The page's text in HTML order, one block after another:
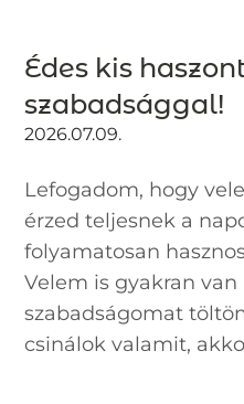
Édes kis
szabadsággal!
2026.07.09.
Lefogadom, hogy
érzed teljesnek a
folyamatosan
Velem is gyakran
szabadságomat
csinálok valamit,